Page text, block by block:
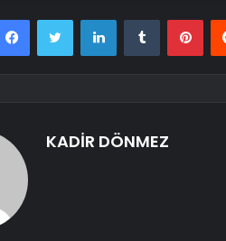
FacebookTwitter LinkedInTumblr
KADİR DÖNMEZ